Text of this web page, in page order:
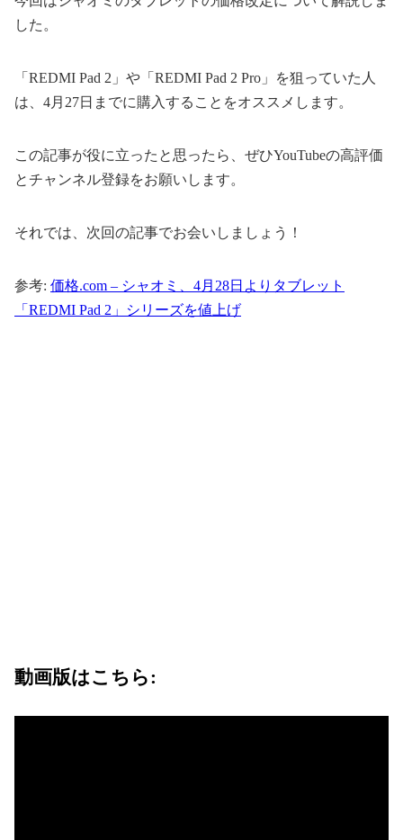
した。
「REDMI Pad 2」や「REDMI Pad 2 Pro」を狙っていた人
は、4月27日までに購入することをオススメします。
この記事が役に立ったと思ったら、ぜひYouTubeの高評価
とチャンネル登録をお願いします。
それでは、次回の記事でお会いしましょう！
参考: 価格.com – シャオミ、4月28日よりタブレット
「REDMI Pad 2」シリーズを値上げ
動画版はこちら: